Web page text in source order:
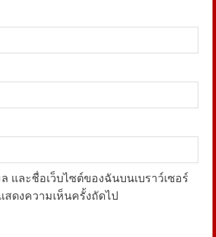
และชื่อเว็บไซต์ของฉันบนเบราว์เซอร์
สดงความเห็นครั้งถัดไป